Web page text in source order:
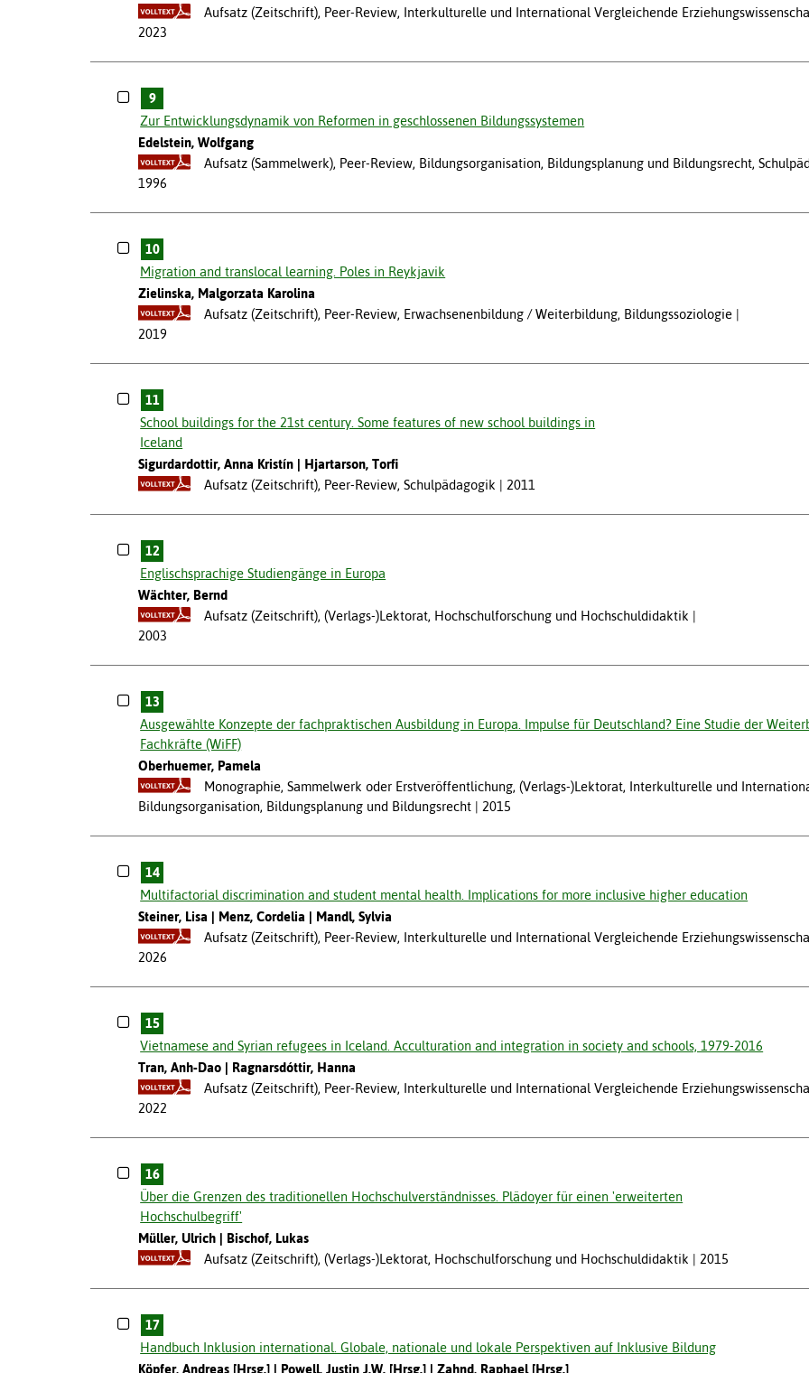
Aufsatz (Zeitschrift), Peer-Review, Interkulturelle und International Vergleichende
2023
9
Zur Entwicklungsdynamik von Reformen in geschlossenen Bildungssystemen
Edelstein, Wolfgang
Aufsatz (Sammelwerk), Peer-Review, Bildungsorganisation, Bildungsplanung und Bildungsrecht,
1996
10
Migration and translocal learning. Poles in Reykjavik
Zielinska, Malgorzata Karolina
Aufsatz (Zeitschrift), Peer-Review, Erwachsenenbildung / Weiterbildung, Bildungssoziologie
2019
11
School buildings for the 21st century. Some features of new school buildings in
Iceland
Sigurdardottir, Anna Kristín
Hjartarson, Torfi
Aufsatz (Zeitschrift), Peer-Review, Schulpädagogik
2011
12
Englischsprachige Studiengänge in Europa
Wächter, Bernd
Aufsatz (Zeitschrift), (Verlags-)Lektorat, Hochschulforschung und Hochschuldidaktik
2003
13
Ausgewählte Konzepte der fachpraktischen Ausbildung in Europa. Impulse für Deutschland? Eine Studie der
Fachkräfte (WiFF)
Oberhuemer, Pamela
Monographie, Sammelwerk oder Erstveröffentlichung, (Verlags-)Lektorat, Interkulturelle und
Bildungsorganisation, Bildungsplanung und Bildungsrecht
2015
14
Multifactorial discrimination and student mental health. Implications for more inclusive higher education
Steiner, Lisa
Menz, Cordelia
Mandl, Sylvia
Aufsatz (Zeitschrift), Peer-Review, Interkulturelle und International Vergleichende
2026
15
Vietnamese and Syrian refugees in Iceland. Acculturation and integration in society and schools, 1979-2016
Tran, Anh-Dao
Ragnarsdóttir, Hanna
Aufsatz (Zeitschrift), Peer-Review, Interkulturelle und International Vergleichende
2022
16
Über die Grenzen des traditionellen Hochschulverständnisses. Plädoyer für einen 'erweiterten
Hochschulbegriff'
Müller, Ulrich
Bischof, Lukas
Aufsatz (Zeitschrift), (Verlags-)Lektorat, Hochschulforschung und Hochschuldidaktik
2015
17
Handbuch Inklusion international. Globale, nationale und lokale Perspektiven auf Inklusive Bildung
Köpfer, Andreas [Hrsg.]
Powell, Justin J.W. [Hrsg.] Zahnd, Raphael [Hrsg.]